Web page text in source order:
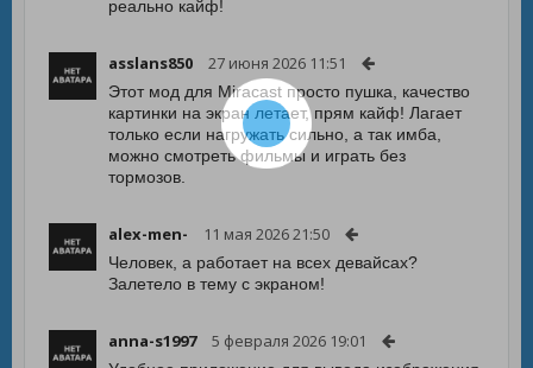
реально кайф!
asslans850 27 июня 2026 11:51
Этот мод для Miracast просто пушка, качество
картинки на экран летает, прям кайф! Лагает
только если нагружать сильно, а так имба,
можно смотреть фильмы и играть без
тормозов.
alex-men- 11 мая 2026 21:50
Человек, а работает на всех девайсах?
Залетело в тему с экраном!
anna-s1997 5 февраля 2026 19:01